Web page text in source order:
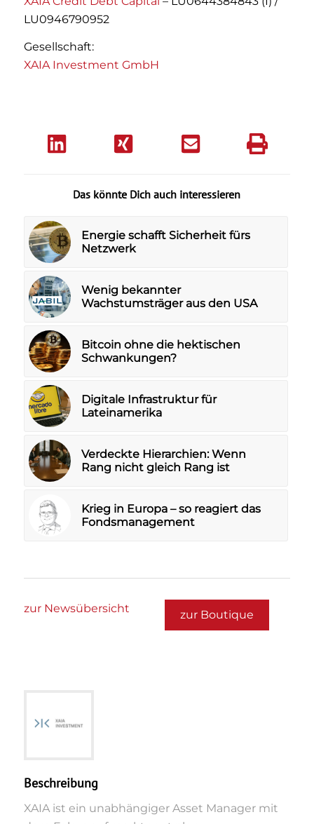
LU0946790952
Gesellschaft:
XAIA Investment GmbH
Das könnte Dich auch interessieren
Energie schafft Sicherheit fürs
Netzwerk
Wenig bekannter
Wachstumsträger aus den USA
Bitcoin ohne die hektischen
Schwankungen?
Digitale Infrastruktur für
Lateinamerika
Verdeckte Hierarchien: Wenn
Rang nicht gleich Rang ist
Krieg in Europa – so reagiert das
Fondsmanagement
zur Boutique
zur Newsübersicht
Beschreibung
XAIA ist ein unabhängiger Asset Manager mit